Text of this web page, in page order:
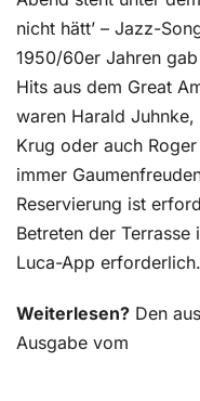
nicht hätt’ – Jazz-
1950/60er Jahren
Hits aus dem Great
waren Harald
Krug oder auch
immer
Reservierung ist
Betreten der
Luca-App erforderlich.
Weiterlesen? Den
Ausgabe vom